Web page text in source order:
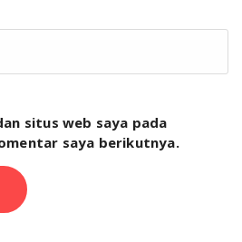
situs web saya pada
saya berikutnya.